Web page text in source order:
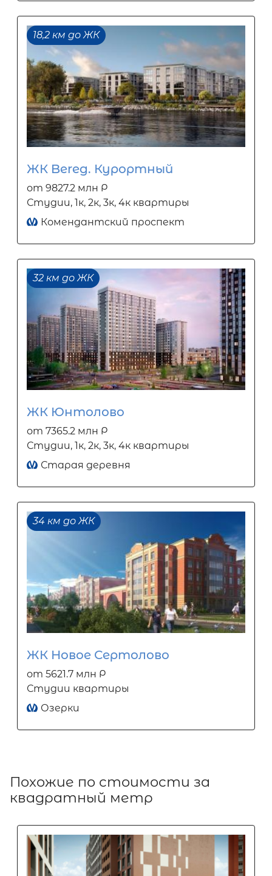
18,2 км до ЖК
ЖК Bereg. Курортный
от 9827.2 млн Р
Студии, 1к, 2к, 3к, 4к квартиры
Комендантский проспект
32 км до ЖК
ЖК Юнтолово
от 7365.2 млн Р
Студии, 1к, 2к, 3к, 4к квартиры
Старая деревня
34 км до ЖК
ЖК Новое Сертолово
от 5621.7 млн Р
Студии квартиры
Озерки
Похожие по стоимости за
квадратный метр